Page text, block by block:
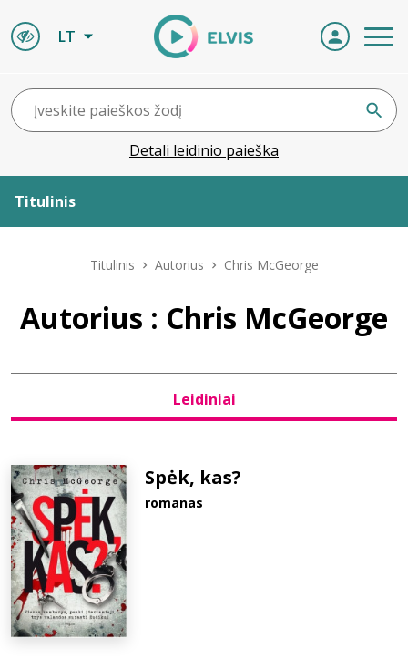
LT
Detali leidinio paieška
Titulinis
Leidiniai
D.U.K.
Titulinis Autorius Chris McGeorge
Autorius : Chris McGeorge
Leidiniai
Spėk, kas?
romanas